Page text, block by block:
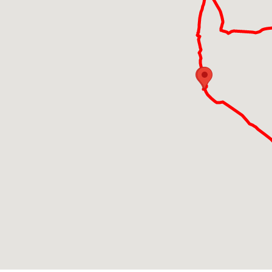
Oggi la zona è
1140 quando
Camairago
ricompensa
castello,
presero parte
Castello
presta
esterni ed
In ultimo non